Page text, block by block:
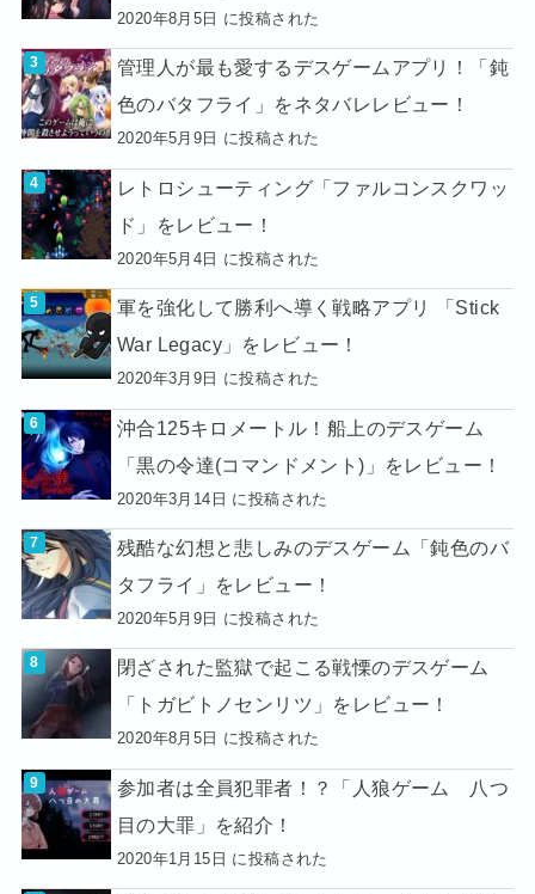
2020年8月5日 に投稿された
管理人が最も愛するデスゲームアプリ！「鈍
色のバタフライ」をネタバレレビュー！
2020年5月9日 に投稿された
レトロシューティング「ファルコンスクワッ
ド」をレビュー！
2020年5月4日 に投稿された
軍を強化して勝利へ導く戦略アプリ 「Stick
War Legacy」をレビュー！
2020年3月9日 に投稿された
沖合125キロメートル！船上のデスゲーム
「黒の令達(コマンドメント)」をレビュー！
2020年3月14日 に投稿された
残酷な幻想と悲しみのデスゲーム「鈍色のバ
タフライ」をレビュー！
2020年5月9日 に投稿された
閉ざされた監獄で起こる戦慄のデスゲーム
「トガビトノセンリツ」をレビュー！
2020年8月5日 に投稿された
参加者は全員犯罪者！？「人狼ゲーム 八つ
目の大罪」を紹介！
2020年1月15日 に投稿された